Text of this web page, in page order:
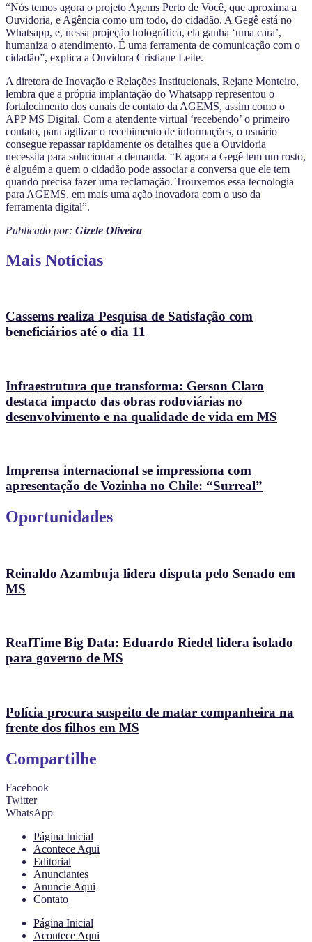
“Nós temos agora o projeto Agems Perto de Você, que aproxima a
Ouvidoria, e Agência como um todo, do cidadão. A Gegê está no
Whatsapp, e, nessa projeção holográfica, ela ganha ‘uma cara’,
humaniza o atendimento. É uma ferramenta de comunicação com o
cidadão”, explica a Ouvidora Cristiane Leite.
A diretora de Inovação e Relações Institucionais, Rejane Monteiro,
lembra que a própria implantação do Whatsapp representou o
fortalecimento dos canais de contato da AGEMS, assim como o
APP MS Digital. Com a atendente virtual ‘recebendo’ o primeiro
contato, para agilizar o recebimento de informações, o usuário
consegue repassar rapidamente os detalhes que a Ouvidoria
necessita para solucionar a demanda. “E agora a Gegê tem um rosto,
é alguém a quem o cidadão pode associar a conversa que ele tem
quando precisa fazer uma reclamação. Trouxemos essa tecnologia
para AGEMS, em mais uma ação inovadora com o uso da
ferramenta digital”.
Publicado por: Gizele Oliveira
Mais Notícias
Cassems realiza Pesquisa de Satisfação com
beneficiários até o dia 11
Infraestrutura que transforma: Gerson Claro
destaca impacto das obras rodoviárias no
desenvolvimento e na qualidade de vida em MS
Imprensa internacional se impressiona com
apresentação de Vozinha no Chile: “Surreal”
Oportunidades
Reinaldo Azambuja lidera disputa pelo Senado em
MS
RealTime Big Data: Eduardo Riedel lidera isolado
para governo de MS
Polícia procura suspeito de matar companheira na
frente dos filhos em MS
Compartilhe
Facebook
Twitter
WhatsApp
Página Inicial
Acontece Aqui
Editorial
Anunciantes
Anuncie Aqui
Contato
Página Inicial
Acontece Aqui